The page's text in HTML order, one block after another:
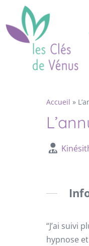
Accueil »
“J’ai suivi
hypnose